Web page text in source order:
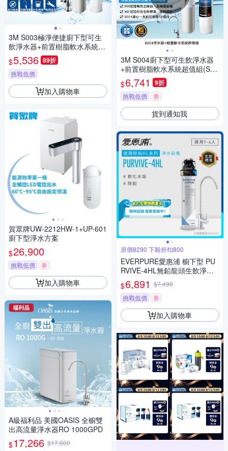
3M S003極淨便捷廚下型可生
飲淨水器+前置樹脂軟水系統超
值組(S003+軟水+鵝頸頭+基本
安裝)
$5,536 89折
挑戰低價
加入購物車
賀眾牌UW-2212HW-1+UP-601
廚下型淨水方案
$26,900
挑戰低價 券
加入購物車
A級福利品 美國OASIS 全櫥雙
出高流量淨水器RO 1000GPD
$17,266 $17,800
3M S004廚下型可生飲淨水器
+前置樹脂軟水系統超值組(S00
4+軟水+鵝頸頭+基本安裝)
$6,741 9折
挑戰低價 券
貨到通知我
原價8290 下殺折扣800
EVERPURE愛惠浦 櫥下型 PU
RVIVE-4HL無鉛龍頭生飲淨水
器
$6,891 $7,490
挑戰低價
券
加入購物車